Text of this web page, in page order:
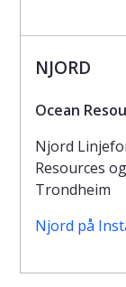
NJORD
Ocean
Njord
Resources
Trondheim
Njord på